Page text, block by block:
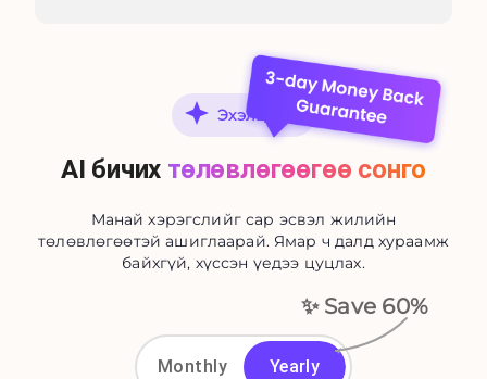
Эхэлцгээе
AI бичих төлөвлөгөөгөө сонго
Манай хэрэгслийг сар эсвэл жилийн
төлөвлөгөөтэй ашиглаарай. Ямар ч далд хураамж
байхгүй, хүссэн үедээ цуцлах.
✨ Save 60%
Monthly Yearly